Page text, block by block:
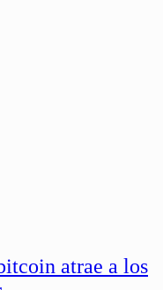
atrae a los